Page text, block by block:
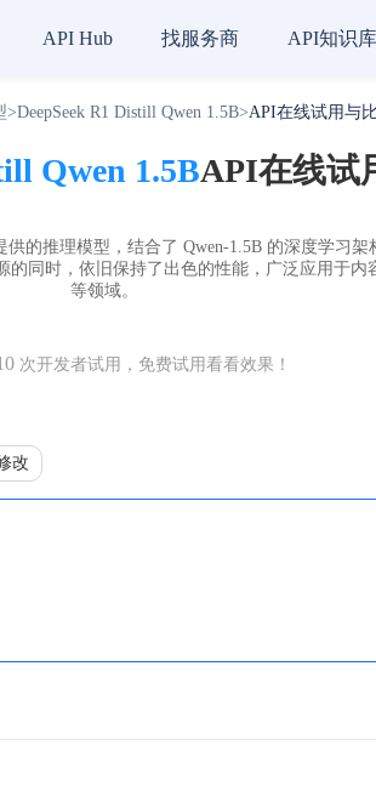
API Hub 找服务商 API知识库
>DeepSeek R1 Distill Qwen 1.5B>API在线试用与
Qwen 1.5BAPI在线试
供的推理模型，结合了 Qwen-1.5B 的深度学习
同时，依旧保持了出色的性能，广泛应用于内
等领域。
次开发者试用，免费试用看看效果！
改